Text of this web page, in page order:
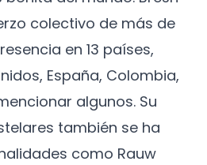
colectivo de más de
en 13 países,
España, Colombia,
algunos. Su
también se ha
como Rauw